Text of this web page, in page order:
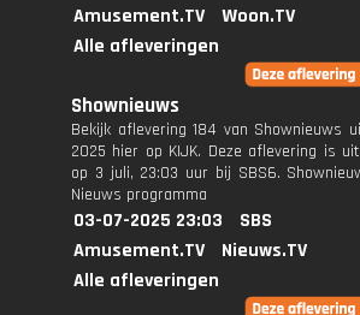
Amusement.TV
Woon.TV
Alle afleveringen
Shownieuws
Bekijk aflevering 184 van Shownieuws
2025 hier op KIJK. Deze aflevering is
op 3 juli, 23:03 uur bij SBS6.
Nieuws programma
03-07-2025 23:03
SBS
Amusement.TV
Nieuws.TV
Alle afleveringen